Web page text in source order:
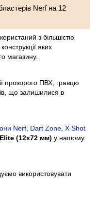
Nerf на 12
з більшістю
конструкції яких
магазину.
прозорого ПВХ, гравцю
що залишилися в
Nerf, Dart Zone, X Shot
Elite (12x72 мм) у нашому
використовувати